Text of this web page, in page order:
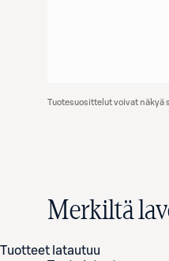
Tuotesuosittelut voivat näkyä
Merkiltä
Tuotteet latautuu